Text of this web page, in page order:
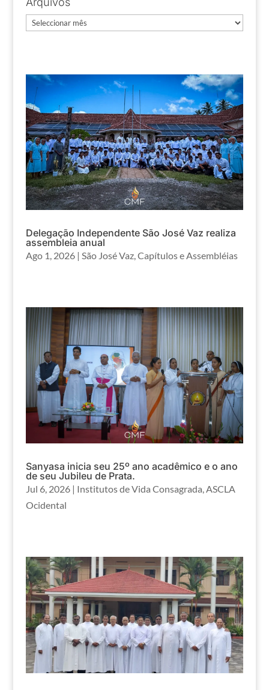
Arquivos
Delegação Independente São José Vaz realiza
assembleia anual
Ago 1, 2026| São José Vaz,Capítulos e Assembléias
Sanyasa inicia seu 25º ano acadêmico e o ano
de seu Jubileu de Prata.
Jul 6, 2026| Institutos de Vida Consagrada,ASCLA
Ocidental